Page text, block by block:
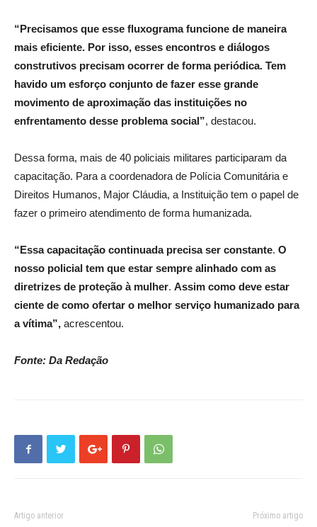
“Precisamos que esse fluxograma funcione de maneira
mais eficiente. Por isso, esses encontros e diálogos
construtivos precisam ocorrer de forma periódica. Tem
havido um esforço conjunto de fazer esse grande
movimento de aproximação das instituições no
enfrentamento desse problema social”, destacou.
Dessa forma, mais de 40 policiais militares participaram da
capacitação. Para a coordenadora de Polícia Comunitária e
Direitos Humanos, Major Cláudia, a Instituição tem o papel de
fazer o primeiro atendimento de forma humanizada.
“Essa capacitação continuada precisa ser constante. O
nosso policial tem que estar sempre alinhado com as
diretrizes de proteção à mulher. Assim como deve estar
ciente de como ofertar o melhor serviço humanizado para
a vítima”, acrescentou.
Fonte: Da Redação
Artigo anterior Próximo artigo